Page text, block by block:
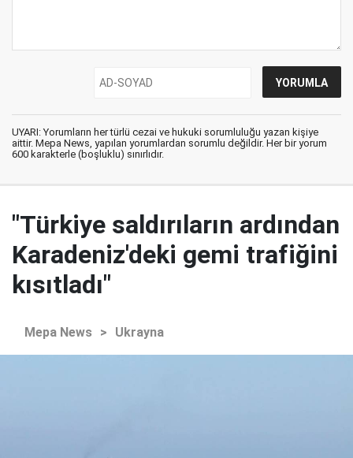
UYARI: Yorumların her türlü cezai ve hukuki sorumluluğu yazan kişiye
aittir. Mepa News, yapılan yorumlardan sorumlu değildir. Her bir yorum
600 karakterle (boşluklu) sınırlıdır.
"Türkiye saldırıların ardından
Karadeniz'deki gemi trafiğini
kısıtladı"
Mepa News > Ukrayna